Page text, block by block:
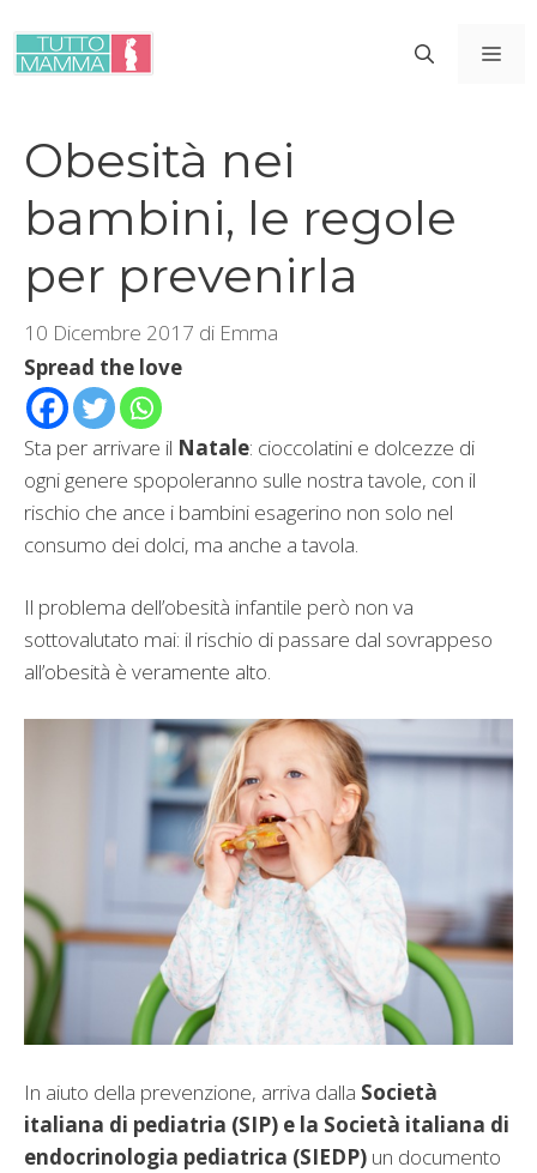
contenuto
Obesità nei
bambini, le regole
per prevenirla
10 Dicembre 2017 di Emma
Spread the love
Sta per arrivare il Natale: cioccolatini e dolcezze di
ogni genere spopoleranno sulle nostra tavole, con il
rischio che ance i bambini esagerino non solo nel
consumo dei dolci, ma anche a tavola.
Il problema dell’obesità infantile però non va
sottovalutato mai: il rischio di passare dal sovrappeso
all’obesità è veramente alto.
In aiuto della prevenzione, arriva dalla Società
italiana di pediatria (SIP) e la Società italiana di
endocrinologia pediatrica (SIEDP) un documento